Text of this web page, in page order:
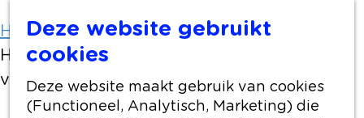
Deze website gebruikt
cookies
Deze website maakt gebruik van cookies
(Functioneel, Analytisch, Marketing) die
Home
Artikelen
Hier is de nieuwe cultuurmakelaar: Justin
van Kampen